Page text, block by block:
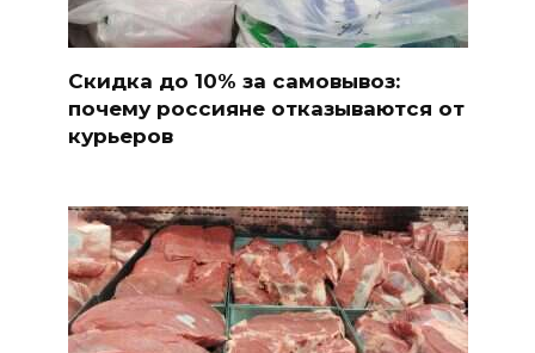
Скидка до 10% за самовывоз:
почему россияне отказываются от
курьеров